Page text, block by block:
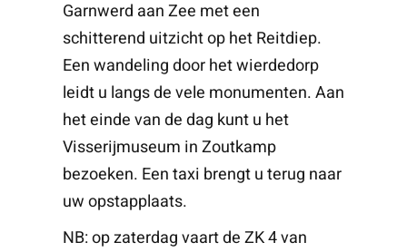
Garnwerd aan Zee met een
schitterend uitzicht op het Reitdiep.
Een wandeling door het wierdedorp
leidt u langs de vele monumenten. Aan
het einde van de dag kunt u het
Visserijmuseum in Zoutkamp
bezoeken. Een taxi brengt u terug naar
uw opstapplaats.
NB: op zaterdag vaart de ZK 4 van